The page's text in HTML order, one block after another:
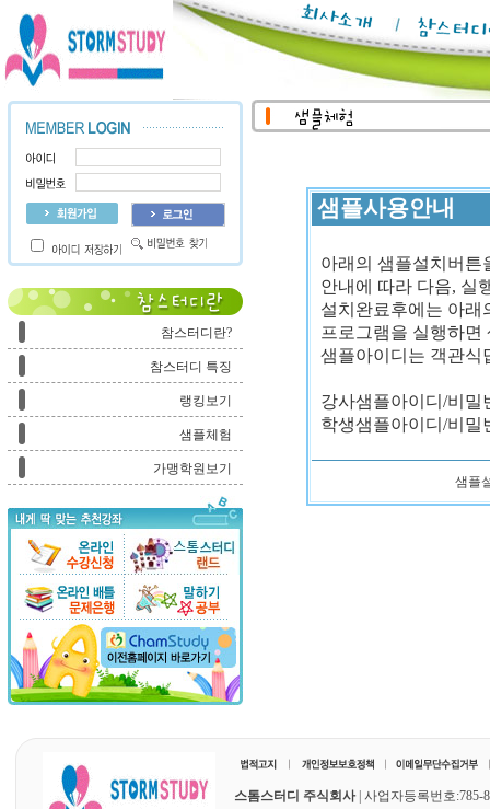
참스터디란?
참스터디 특징
랭킹보기
샘플체험
가맹학원보기
샘플사용안내
아래의 샘플설치버튼
안내에 따라 다음, 실
설치완료후에는 아래
프로그램을 실행하면
샘플아이디는 객관식
강사샘플아이디/비밀
학생샘플아이디/비밀
샘플
스톰스터디 주식회사| 사업자등록번호:785-